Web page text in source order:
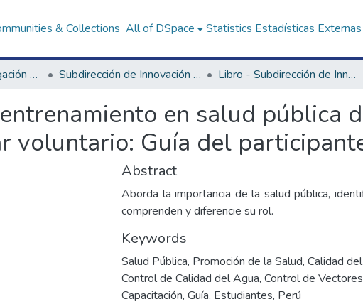
& Collections All of DSpace Statistics Estadísticas Externas
Dirección de Investigación e Innovación en Salud Subdirección de Innovación en Salud Libro - Subdirección de Innovación en Salud
en salud pública
voluntario: Guía del
Abstract
Aborda la importancia de la salud pública,
comprenden y diferencie su rol.
Keywords
Salud Pública, Promoción de la Salud, Calidad
Control de Calidad del Agua, Control de Vectores
Capacitación, Guía, Estudiantes, Perú